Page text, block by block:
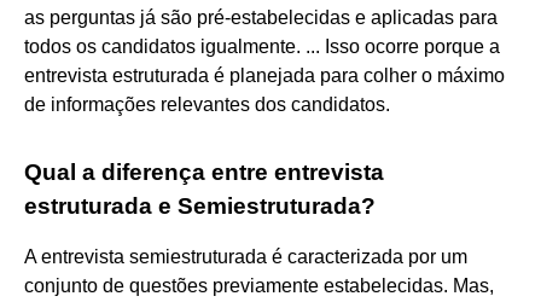
as perguntas já são pré-estabelecidas e aplicadas para
todos os candidatos igualmente. ... Isso ocorre porque a
entrevista estruturada é planejada para colher o máximo
de informações relevantes dos candidatos.
Qual a diferença entre entrevista
estruturada e Semiestruturada?
A entrevista semiestruturada é caracterizada por um
conjunto de questões previamente estabelecidas. Mas,